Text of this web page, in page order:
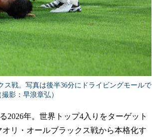
ス戦。写真は後半36分にドライビングモールで
影：早浪章弘）
年。世界トップ4入りをターゲット
リ・オールブラックス戦から本格化す